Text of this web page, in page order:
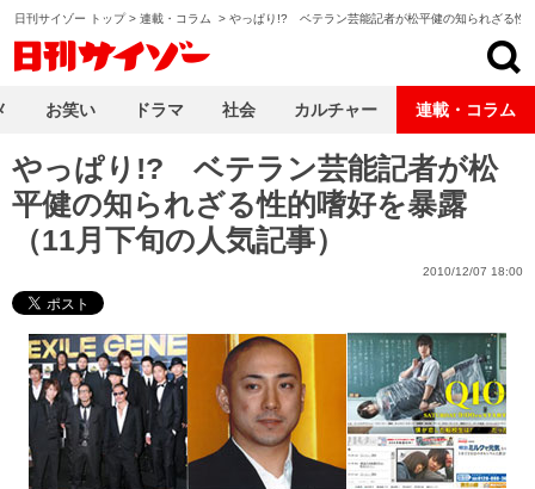
日刊サイゾー トップ> 連載・コラム > やっぱり!? ベテラン芸能記者が松平健の知られざる性
やっぱり!? ベテラン芸能記者が松
平健の知られざる性的嗜好を暴露
（11月下旬の人気記事）
2010/12/07 18:00
お笑い ドラマ 社会 カルチャー 連載・コラム